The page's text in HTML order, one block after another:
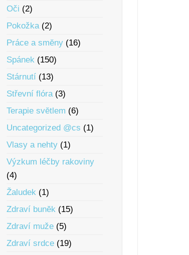
Oči (2)
Pokožka(2)
Práce a smĕny (16)
Spánek (150)
Stárnutí (13)
Střevní flóra(3)
Terapie svĕtlem (6)
Uncategorized @cs (1)
Vlasy a nehty (1)
Výzkum léčby rakoviny
(4)
Žaludek (1)
Zdraví bunĕk (15)
Zdraví muže (5)
Zdraví srdce (19)